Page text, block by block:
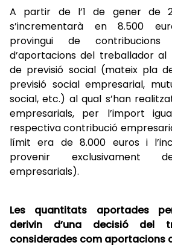
A partir de l’1 de gener de
s’incrementarà en 8.500
provingui de contribucions
d’aportacions del treballador
de previsió social (mateix pla
previsió social empresarial,
social, etc.) al qual s’han
empresarials, per l’import
respectiva contribució
límit era de 8.000 euros i
provenir exclusivament
empresarials).
Les quantitats aportades
derivin d’una decisió del
considerades com aportacions